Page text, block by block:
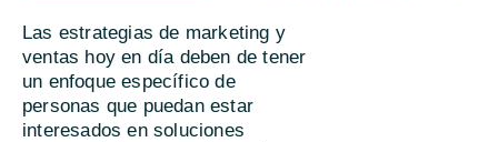
Las estrategias de marketing y
ventas hoy en día deben de tener
un enfoque específico de
personas que puedan estar
interesados en soluciones